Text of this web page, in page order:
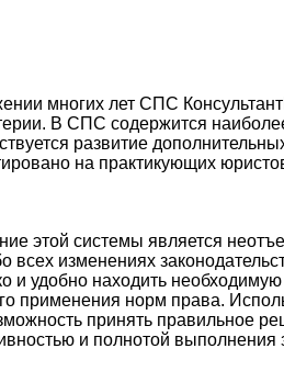
многих лет СПС
В СПС содержится
развитие
на практикующих
этой системы является
изменениях
и удобно находить
норм права.
принять правильное
и полнотой выполнения